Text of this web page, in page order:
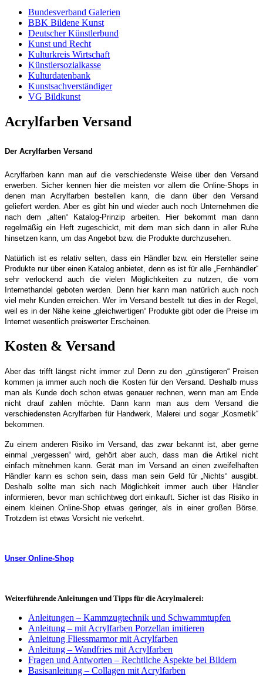
Bundesverband Galerien
BBK Bildene Kunst
Deutscher Künstlerbund
Kunst und Recht
Kulturkreis Wirtschaft
Künstlersozialkasse
Kulturdatenbank
Kunstsachverständiger
VG Bildkunst
Acrylfarben Versand
Der Acrylfarben Versand
Acrylfarben kann man auf die verschiedenste Weise über den Versand
erwerben. Sicher kennen hier die meisten vor allem die Online-Shops in
denen man Acrylfarben bestellen kann, die dann über den Versand
geliefert werden. Aber es gibt hin und wieder auch noch Unternehmen die
nach dem „alten“ Katalog-Prinzip arbeiten. Hier bekommt man dann
regelmäßig ein Heft zugeschickt, mit dem man sich dann in aller Ruhe
hinsetzen kann, um das Angebot bzw. die Produkte durchzusehen.
Natürlich ist es relativ selten, dass ein Händler bzw. ein Hersteller seine
Produkte nur über einen Katalog anbietet, denn es ist für alle „Fernhändler“
sehr verlockend auch die vielen Möglichkeiten zu nutzen, die vom
Internethandel geboten werden. Denn hier kann man natürlich auch noch
viel mehr Kunden erreichen. Wer im Versand bestellt tut dies in der Regel,
weil es in der Nähe keine „gleichwertigen“ Produkte gibt oder die Preise im
Internet wesentlich preiswerter Erscheinen.
Kosten & Versand
Aber das trifft längst nicht immer zu! Denn zu den „günstigeren“ Preisen
kommen ja immer auch noch die Kosten für den Versand. Deshalb muss
man als Kunde doch schon etwas genauer rechnen, wenn man am Ende
nicht drauf zahlen möchte. Dann kann man aus dem Versand die
verschiedensten Acrylfarben für Handwerk, Malerei und sogar „Kosmetik“
bekommen.
Zu einem anderen Risiko im Versand, das zwar bekannt ist, aber gerne
einmal „vergessen“ wird, gehört aber auch, dass man die Artikel nicht
einfach mitnehmen kann. Gerät man im Versand an einen zweifelhaften
Händler kann es schon sein, dass man sein Geld für „Nichts“ ausgibt.
Deshalb sollte man sich nach Möglichkeit immer auch über Händler
informieren, bevor man schlichtweg dort einkauft. Sicher ist das Risiko in
einem kleinen Online-Shop etwas geringer, als in einer großen Börse.
Trotzdem ist etwas Vorsicht nie verkehrt.
Unser Online-Shop
Weiterführende Anleitungen und Tipps für die Acrylmalerei:
Anleitungen – Kammzugtechnik und Schwammtupfen
Anleitung – mit Acrylfarben Porzellan imitieren
Anleitung Fliessmarmor mit Acrylfarben
Anleitung – Wandfries mit Acrylfarben
Fragen und Antworten – Rechtliche Aspekte bei Bildern
Basisanleitung – Collagen mit Acrylfarben